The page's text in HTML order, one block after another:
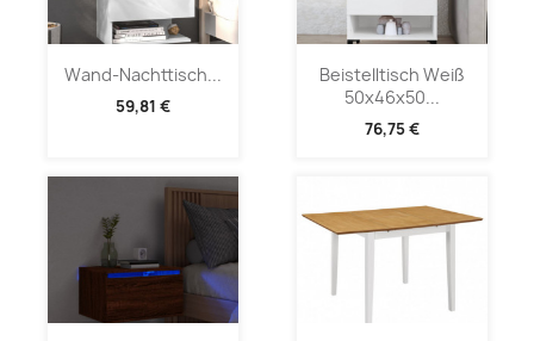
Wand-Nachttisch...
59,81 €
Beistelltisch Weiß
50x46x50...
76,75 €